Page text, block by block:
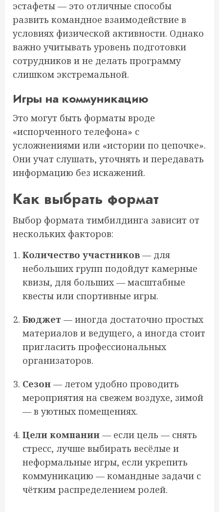
эстафеты — это отличные способы
развить командное взаимодействие в
условиях физической активности. Однако
важно учитывать уровень подготовки
сотрудников и не делать программу
слишком экстремальной.
Игры на коммуникацию
Это могут быть форматы вроде
«испорченного телефона» с
усложнениями или «истории по цепочке».
Они учат слушать, уточнять и передавать
информацию без искажений.
Как выбрать формат
Выбор формата тимбилдинга зависит от
нескольких факторов:
Количество участников — для
небольших групп подойдут камерные
квизы, для больших — масштабные
квесты или спортивные игры.
Бюджет — иногда достаточно простых
материалов и ведущего, а иногда стоит
пригласить профессиональных
организаторов.
Сезон — летом удобно проводить
мероприятия на свежем воздухе, зимой
— в уютных помещениях.
Цели компании — если цель — снять
стресс, лучше выбирать весёлые и
неформальные игры, если укрепить
коммуникацию — командные задачи с
чётким распределением ролей.